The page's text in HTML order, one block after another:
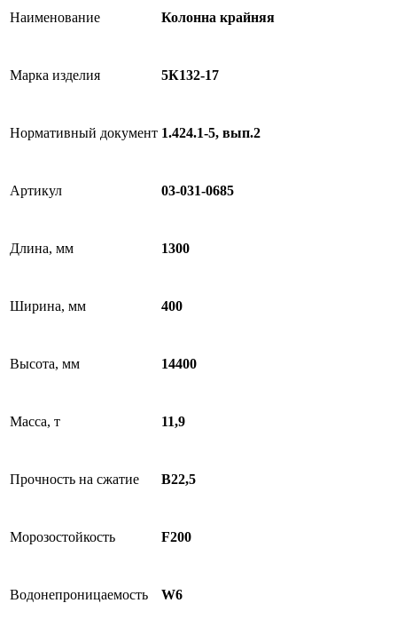
Наименование Колонна крайняя
Марка изделия 5К132-17
Нормативный документ 1.424.1-5, вып.2
Артикул 03-031-0685
Длина, мм 1300
Ширина, мм 400
Высота, мм 14400
Масса, т 11,9
Прочность на сжатие B22,5
Морозостойкость F200
Водонепроницаемость W6